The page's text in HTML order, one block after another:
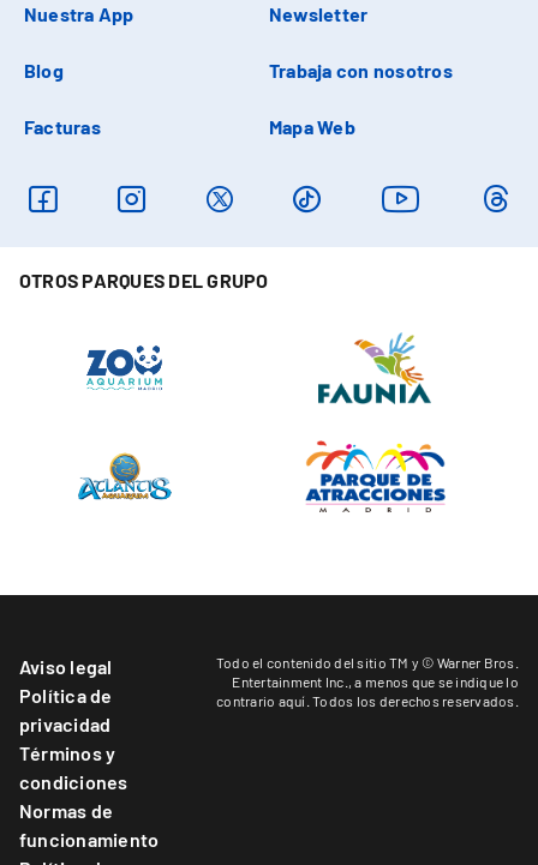
Nuestra App Newsletter
Blog Trabaja con nosotros
Facturas Mapa Web
OTROS PARQUES DEL GRUPO
Aviso legal
Política de
privacidad
Términos y
condiciones
Normas de
funcionamiento
Todo el contenido del sitio TM y © Warner Bros.
Entertainment Inc.,a menos que se indique lo
contrario aquí . Todos los derechos reservados.